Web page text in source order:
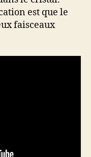
est que le
faisceaux